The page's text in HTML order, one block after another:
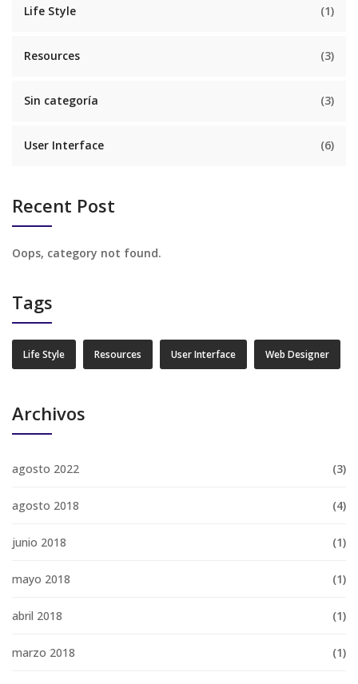
Life Style (1)
Resources (3)
Sin categoría (3)
User Interface (6)
Recent Post
Oops, category not found.
Tags
Life Style Resources User Interface Web Designer
Archivos
agosto 2022 (3)
agosto 2018 (4)
junio 2018 (1)
mayo 2018 (1)
abril 2018 (1)
marzo 2018 (1)